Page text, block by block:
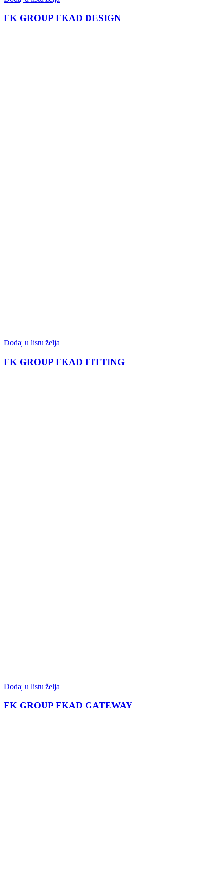
FK GROUP FKAD DESIGN
Dodaj u listu želja
FK GROUP FKAD FITTING
Dodaj u listu želja
FK GROUP FKAD GATEWAY